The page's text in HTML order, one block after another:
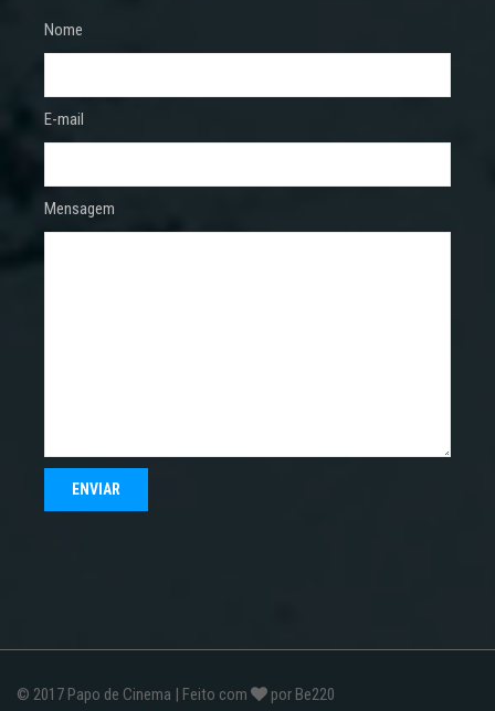
Nome
E-mail
Mensagem
© 2017 Papo de Cinema | Feito com por Be220